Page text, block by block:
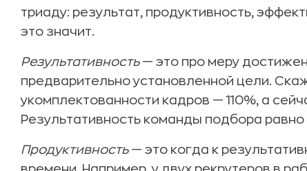
триаду: результат, продуктивность,
это значит.
Результативность— это про меру
предварительно установленной цели.
укомплектованности кадров — 110%, а
Результативность команды подбора равно
Продуктивность— это когда к